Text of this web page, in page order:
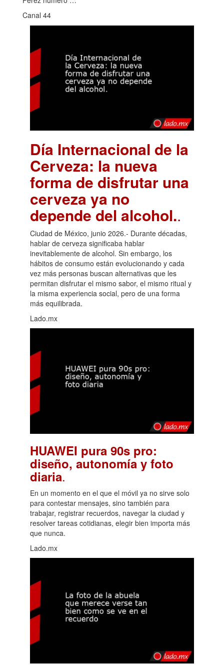
Canal 44
Día Internacional de la
Cerveza: la nueva
forma de disfrutar una
cerveza ya no
depende del alcohol..
Ciudad de México, junio 2026.- Durante décadas,
hablar de cerveza significaba hablar
inevitablemente de alcohol. Sin embargo, los
hábitos de consumo están evolucionando y cada
vez más personas buscan alternativas que les
permitan disfrutar el mismo sabor, el mismo ritual y
la misma experiencia social, pero de una forma
más equilibrada.
Lado.mx
HUAWEI pura 90s pro:
diseño, autonomía y foto
diaria.
En un momento en el que el móvil ya no sirve solo
para contestar mensajes, sino también para
trabajar, registrar recuerdos, navegar la ciudad y
resolver tareas cotidianas, elegir bien importa más
que nunca.
Lado.mx